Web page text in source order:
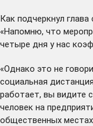
Как подчеркнул
«Напомню, что
четыре дня у нас
«Однако это не
социальная
работает, вы видите
человек на
общественных местах